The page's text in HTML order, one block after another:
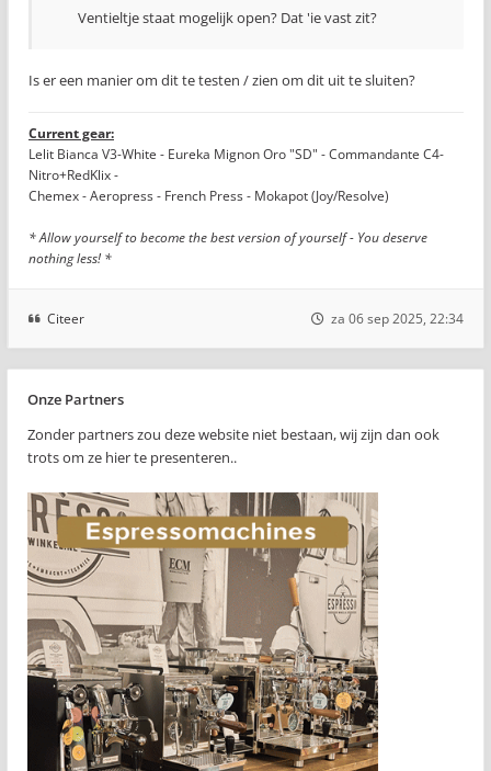
Ventieltje staat mogelijk open? Dat 'ie vast zit?
Is er een manier om dit te testen / zien om dit uit te sluiten?
Current gear:
Lelit Bianca V3-White - Eureka Mignon Oro "SD" - Commandante C4-
Nitro+RedKlix -
Chemex - Aeropress - French Press - Mokapot (Joy/Resolve)
* Allow yourself to become the best version of yourself - You deserve
nothing less! *
Citeer za 06 sep 2025, 22:34
Onze Partners
Zonder partners zou deze website niet bestaan, wij zijn dan ook
trots om ze hier te presenteren..